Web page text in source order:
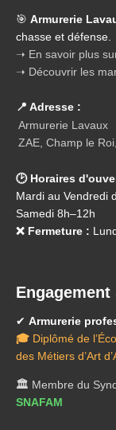
🎯 Armurerie
chasse et défense.
➝ En savoir plus
➝ Découvrir les
📍 Adresse :
Armurerie Lavaux
ZAE, Champ le
🕑 Horaires
Mardi au Vendredi
Samedi 8h–12h
❌ Fermeture :
✔ Armurerie
🎓 Diplômé de
des Métiers d’Art
🏛️ Membre du
SNAFAM